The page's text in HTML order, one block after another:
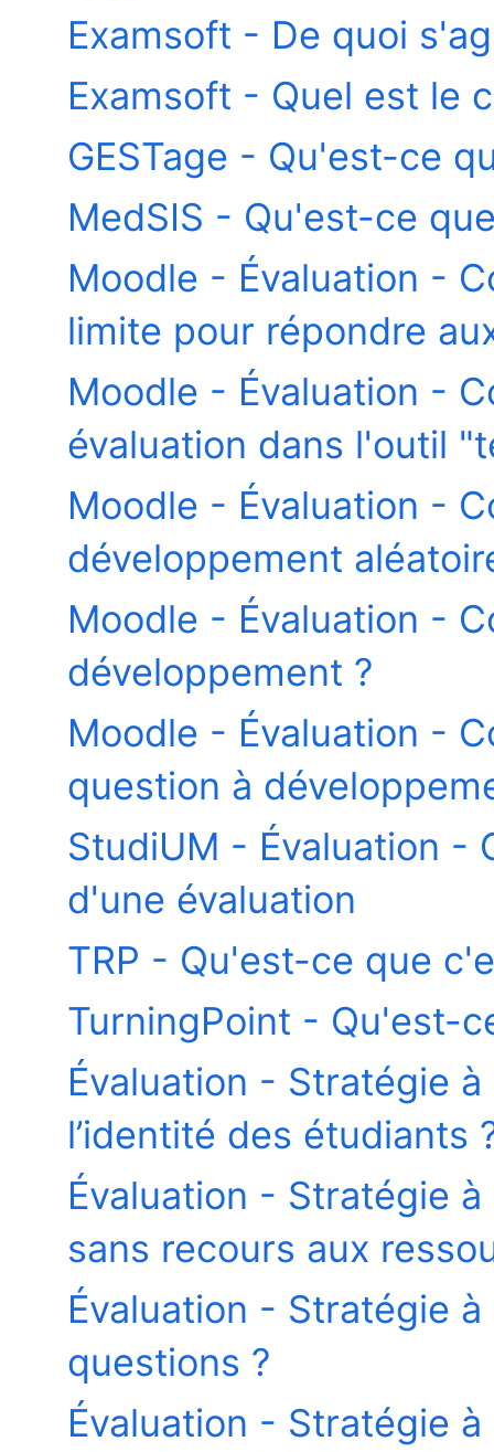
Examsoft - De quoi
Examsoft - Quel est le
GESTage - Qu'est-ce
MedSIS - Qu'est-ce
Moodle - Évaluation -
limite pour répondre
Moodle - Évaluation -
évaluation dans l'outil
Moodle - Évaluation -
développement
Moodle - Évaluation -
développement ?
Moodle - Évaluation -
question à
StudiUM - Évaluation -
d'une évaluation
TRP - Qu'est-ce que
TurningPoint - Qu'est-
Évaluation - Stratégie
l’identité des étudiants
Évaluation - Stratégie
sans recours aux
Évaluation - Stratégie
questions ?
Évaluation - Stratégie